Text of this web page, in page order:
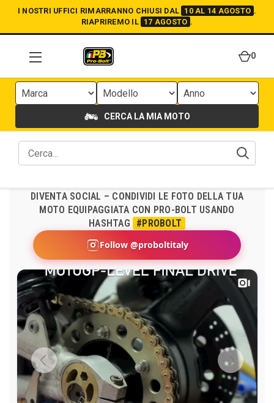
I NOSTRI UFFICI RIMARRANNO CHIUSI DAL 10 AL 14 AGOSTO .
RIAPRIREMO IL 17 AGOSTO .
0
CERCA LA MIA MOTO
DIVENTA SOCIAL – CONDIVIDI LE FOTO DELLA TUA
MOTO EQUIPAGGIATA CON PRO-BOLT USANDO
HASHTAG
#PROBOLT
Follow @proboltitaly